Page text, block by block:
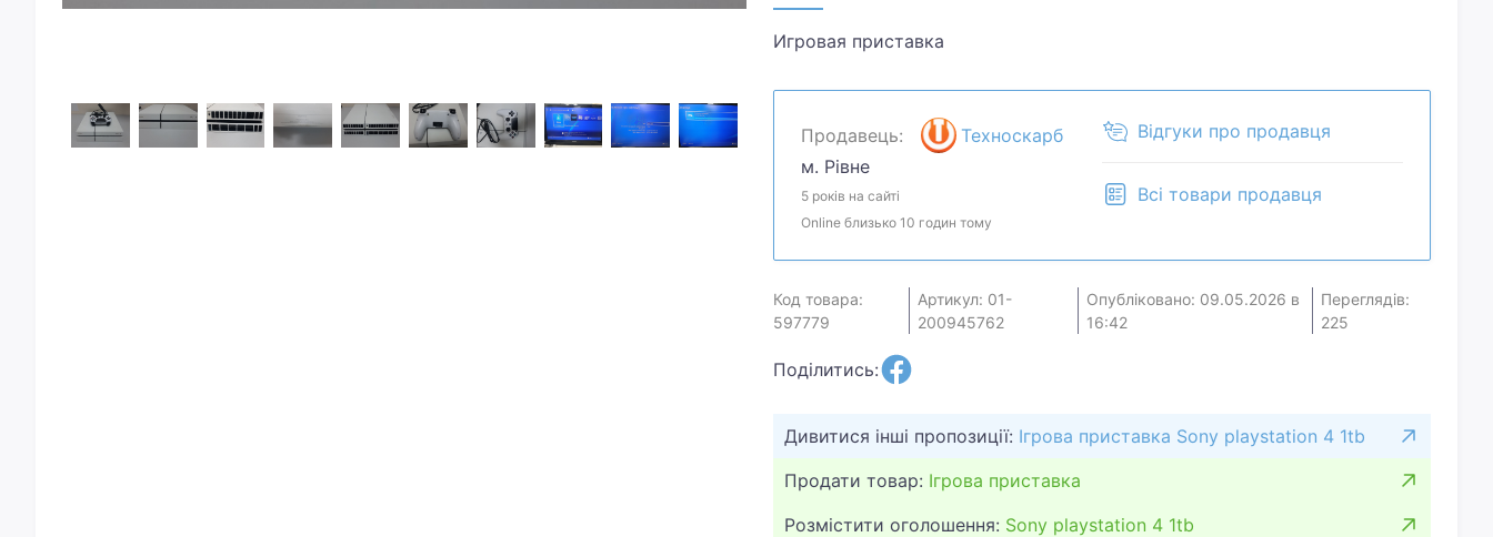
Игровая приставка
Продавець:
Техноскарб
м. Рівне
5 років на сайті
Online близько 10 годин тому
Відгуки про продавця
Всі товари продавця
Код товара:
597779
Артикул: 01-
200945762
Опубліковано: 09.05.2026 в
16:42
Переглядів:
225
Поділитись:
Дивитися інші пропозиції: Ігрова приставка Sony playstation 4 1tb
Продати товар: Ігрова приставка
Розмістити оголошення: Sony playstation 4 1tb